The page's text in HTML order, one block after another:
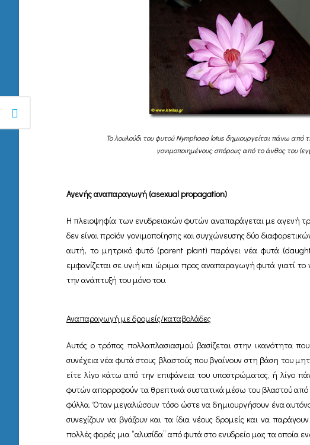
Το λουλούδι του φυτού Nymphaea lotus δημιουργείται πάνω
γονιμοποιημένους σπόρους από το άνθος του
Αγενής αναπαραγωγή (asexual propagation)
Η πλειοψηφία των ενυδρειακών φυτών αναπαράγεται με αγενή
δεν είναι προϊόν γονιμοποίησης και συγχώνευσης δύο
αυτή, το μητρικό φυτό (parent plant) παράγει νέα φυτά
εμφανίζεται σε υγιή και ώριμα προς αναπαραγωγή φυτά γιατί
την ανάπτυξή του μόνο του.
Αναπαραγωγή με δρομείς/καταβολάδες
Αυτός ο τρόπος πολλαπλασιασμού βασίζεται στην ικανότητα
συνέχεια νέα φυτά στους βλαστούς που βγαίνουν στη βάση του
είτε λίγο κάτω από την επιφάνεια του υποστρώματος, ή λίγο
φυτών απορροφούν τα θρεπτικά συστατικά μέσω του βλαστού από
φύλλα. Όταν μεγαλώσουν τόσο ώστε να δημιουργήσουν ένα
συνεχίζουν να βγάζουν και τα ίδια νέους δρομείς και να
πολλές φορές μια “αλυσίδα” από φυτά στο ενυδρείο μας τα οποία